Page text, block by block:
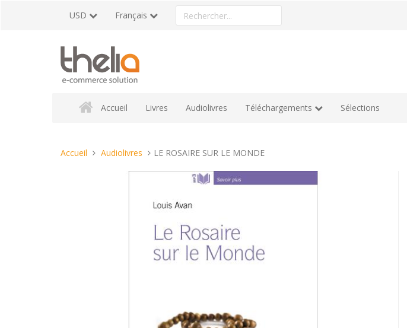
USD Français
Rechercher
un
Accueil Livres Audiolivres Téléchargements Sélections
Vous
Accueil Audiolivres LE ROSAIRE SUR LE MONDE